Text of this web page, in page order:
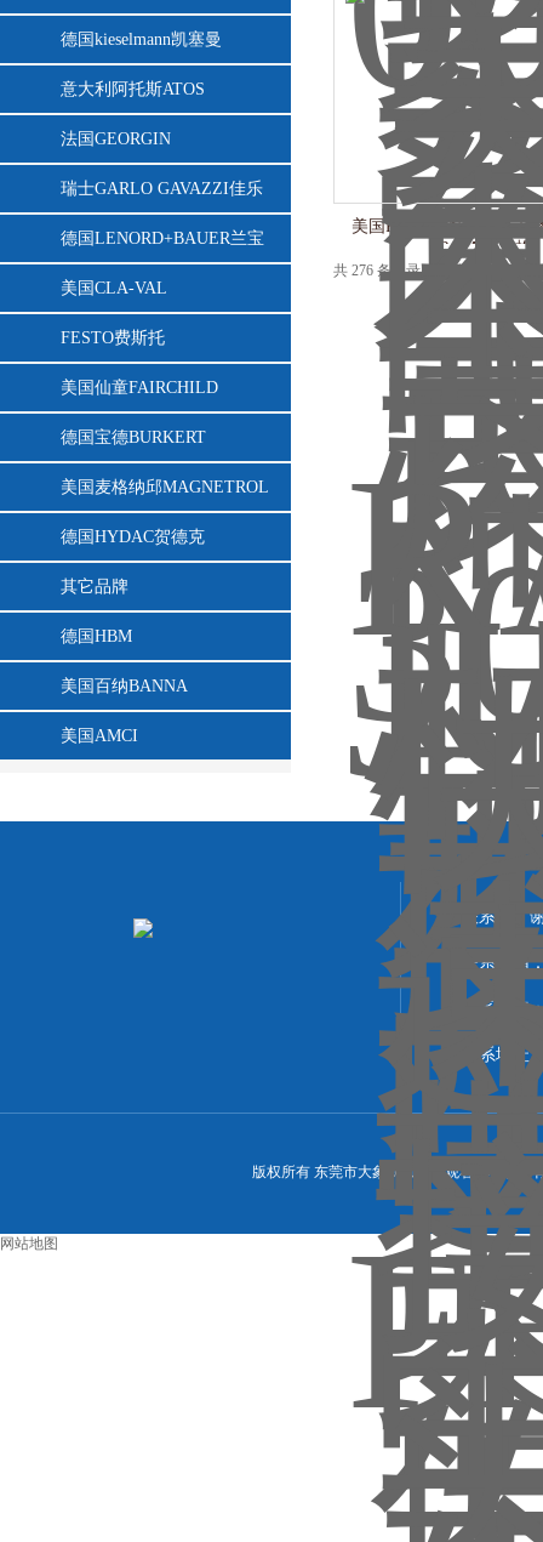
德国kieselmann凯塞曼
意大利阿托斯ATOS
法国GEORGIN
瑞士GARLO GAVAZZI佳乐
德国LENORD+BAUER兰宝
美国CLA-VAL
FESTO费斯托
美国仙童FAIRCHILD
德国宝德BURKERT
美国麦格纳邱MAGNETROL
德国HYDAC贺德克
其它品牌
德国HBM
美国百纳BANNA
美国AMCI
美国RAMER 快速接头厂
RAMER价格
共 276 条记录，当前 8 / 19 页
联系人
联系邮箱
联系传真
联系地址
版权所有 东莞市大象视频免费观看机械设备有限
网站地图